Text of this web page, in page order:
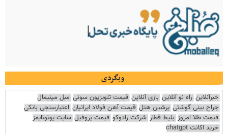
وبگردی
خبرآنلاین راه نو آنلاین بازی آنلاین قیمت تلویزیون سونی مبل مینیمال
جراح بینی گوشتی پرشین هتل قیمت آهن فولاد ایرانیان اعتبارسنجی بانکی
قیمت طلا امروز بلیط قطار شرکت رادوکو قیمت پروفیل سایت یوتوتایمز
خرید اکانت chatgpt